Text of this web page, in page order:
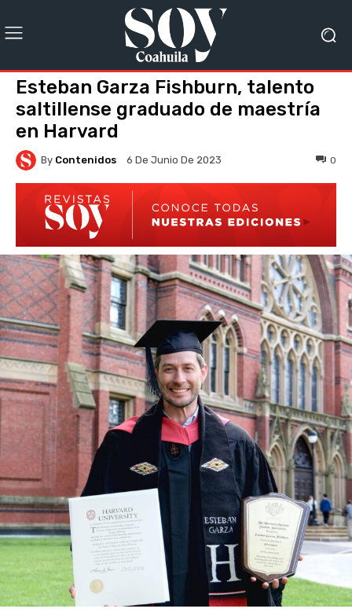
Esteban Garza Fishburn, talento
saltillense graduado de maestría
en Harvard
By Contenidos 6 De Junio De 2023 0